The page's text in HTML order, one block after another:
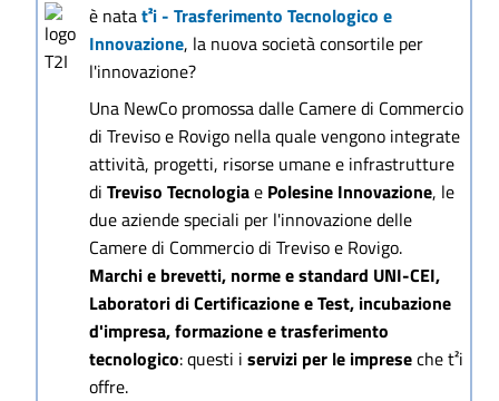
è natat²i - Trasferimento Tecnologico e
Innovazione, la nuova società consortile per
l'innovazione?
Una NewCo promossa dalle Camere di Commercio
di Treviso e Rovigo nella quale vengono integrate
attività, progetti, risorse umane e infrastrutture
di Treviso Tecnologiae Polesine Innovazione, le
due aziende speciali per l'innovazione delle
Camere di Commercio di Treviso e Rovigo.
Marchi e brevetti, norme e standard UNI-CEI,
Laboratori di Certificazione e Test, incubazione
d'impresa, formazione e trasferimento
tecnologico: questi i servizi per le impreseche t²i
offre.